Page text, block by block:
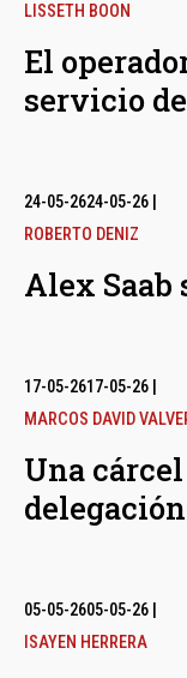
LISSETH BOON
El
servicio
24-05-2624-05-26
ROBERTO DENIZ
Alex Saab
17-05-2617-05-26
MARCOS DAVID
Una
05-05-2605-05-26
ISAYEN HERRERA